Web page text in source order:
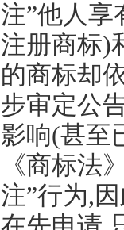
注”他人
注册商标)
的商标却
步审定公
影响(甚至
《商标法
注”行为,